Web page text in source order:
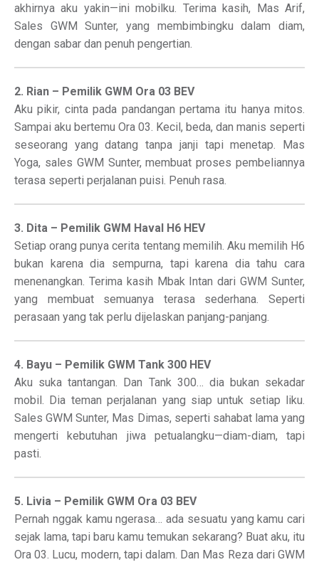
akhirnya aku yakin—ini mobilku. Terima kasih, Mas Arif,
Sales GWM Sunter, yang membimbingku dalam diam,
dengan sabar dan penuh pengertian.
2. Rian – Pemilik GWM Ora 03 BEV
Aku pikir, cinta pada pandangan pertama itu hanya mitos.
Sampai aku bertemu Ora 03. Kecil, beda, dan manis seperti
seseorang yang datang tanpa janji tapi menetap. Mas
Yoga, sales GWM Sunter, membuat proses pembeliannya
terasa seperti perjalanan puisi. Penuh rasa.
3. Dita – Pemilik GWM Haval H6 HEV
Setiap orang punya cerita tentang memilih. Aku memilih H6
bukan karena dia sempurna, tapi karena dia tahu cara
menenangkan. Terima kasih Mbak Intan dari GWM Sunter,
yang membuat semuanya terasa sederhana. Seperti
perasaan yang tak perlu dijelaskan panjang-panjang.
4. Bayu – Pemilik GWM Tank 300 HEV
Aku suka tantangan. Dan Tank 300… dia bukan sekadar
mobil. Dia teman perjalanan yang siap untuk setiap liku.
Sales GWM Sunter, Mas Dimas, seperti sahabat lama yang
mengerti kebutuhan jiwa petualangku—diam-diam, tapi
pasti.
5. Livia – Pemilik GWM Ora 03 BEV
Pernah nggak kamu ngerasa… ada sesuatu yang kamu cari
sejak lama, tapi baru kamu temukan sekarang? Buat aku, itu
Ora 03. Lucu, modern, tapi dalam. Dan Mas Reza dari GWM